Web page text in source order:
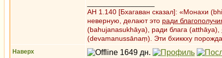
АН 1.140 [Бхагаван сказал]: «Монахи
неверную, делают это ради
(bahujanasukhāya), ради блага (atthāya),
(devamanussānaṃ). Эти бхиккху
Наверх